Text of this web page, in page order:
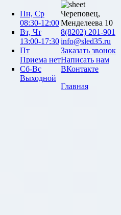
Пн, Ср
08:30-12:00
Вт, Чт
13:00-17:30
Пт
Приема нет
Сб-Вс
Выходной
Череповец,
Менделеева 10
8(8202) 201-901
info@sled35.ru
Заказать звонок
Написать нам
ВКонтакте
Главная